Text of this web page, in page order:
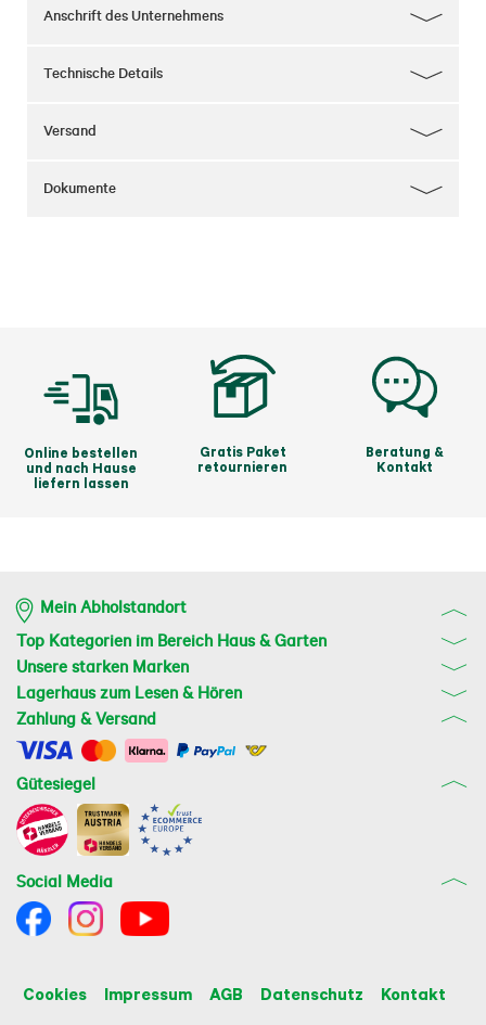
Anschrift des Unternehmens
Technische Details
Versand
Dokumente
Online bestellen
und nach Hause
liefern lassen
Gratis Paket
retournieren
Beratung &
Kontakt
Mein Abholstandort
Top Kategorien im Bereich Haus & Garten
Unsere starken Marken
Lagerhaus zum Lesen & Hören
Zahlung & Versand
Gütesiegel
Social Media
Cookies Impressum AGB Datenschutz
Kontakt